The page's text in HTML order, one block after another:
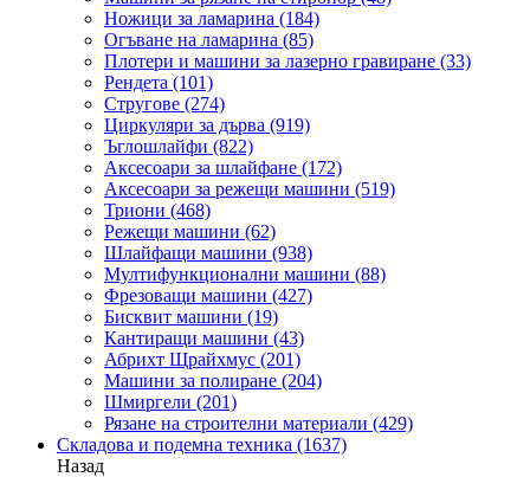
Ножици за ламарина (184)
Огъване на ламарина (85)
Плотери и машини за лазерно гравиране (33)
Рендета (101)
Стругове (274)
Циркуляри за дърва (919)
Ъглошлайфи (822)
Аксесоари за шлайфане (172)
Аксесоари за режещи машини (519)
Триони (468)
Режещи машини (62)
Шлайфащи машини (938)
Мултифункционални машини (88)
Фрезоващи машини (427)
Бисквит машини (19)
Кантиращи машини (43)
Абрихт Щрайхмус (201)
Машини за полиране (204)
Шмиргели (201)
Рязане на строителни материали (429)
Складова и подемна техника (1637)
Назад